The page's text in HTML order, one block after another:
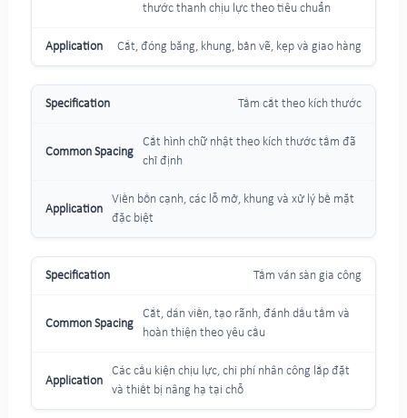
thước thanh chịu lực theo tiêu chuẩn
Cắt, đóng băng, khung, bản vẽ, kẹp và giao hàng
Tấm cắt theo kích thước
Cắt hình chữ nhật theo kích thước tấm đã
chỉ định
Viền bốn cạnh, các lỗ mở, khung và xử lý bề mặt
đặc biệt
Tấm ván sàn gia công
Cắt, dán viền, tạo rãnh, đánh dấu tấm và
hoàn thiện theo yêu cầu
Các cấu kiện chịu lực, chi phí nhân công lắp đặt
và thiết bị nâng hạ tại chỗ